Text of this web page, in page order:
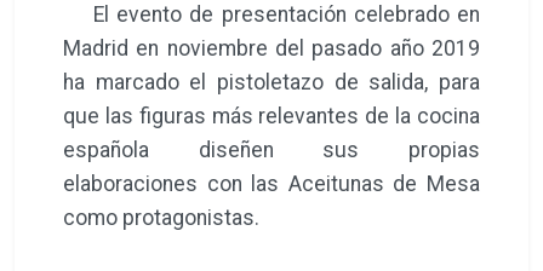
El evento de presentación celebrado en
Madrid en noviembre del pasado año 2019
ha marcado el pistoletazo de salida, para
que las figuras más relevantes de la cocina
española diseñen sus propias
elaboraciones con las Aceitunas de Mesa
como protagonistas.